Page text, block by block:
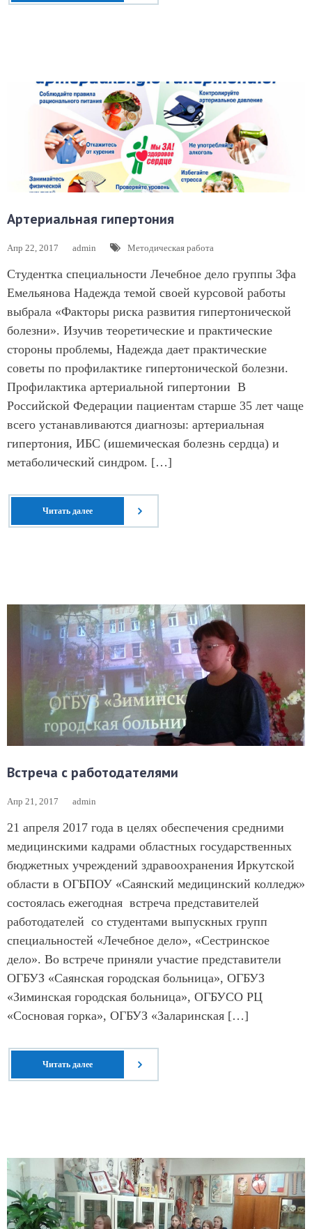
Артериальная гипертония
Апр 22, 2017 admin Методическая работа
Студентка специальности Лечебное дело группы 3фа
Емельянова Надежда темой своей курсовой работы
выбрала «Факторы риска развития гипертонической
болезни». Изучив теоретические и практические
стороны проблемы, Надежда дает практические
советы по профилактике гипертонической болезни.
Профилактика артериальной гипертонии В
Российской Федерации пациентам старше 35 лет чаще
всего устанавливаются диагнозы: артериальная
гипертония, ИБС (ишемическая болезнь сердца) и
метаболический синдром. […]
Читать далее
Встреча с работодателями
Апр 21, 2017 admin
21 апреля 2017 года в целях обеспечения средними
медицинскими кадрами областных государственных
бюджетных учреждений здравоохранения Иркутской
области в ОГБПОУ «Саянский медицинский колледж»
состоялась ежегодная встреча представителей
работодателей со студентами выпускных групп
специальностей «Лечебное дело», «Сестринское
дело». Во встрече приняли участие представители
ОГБУЗ «Саянская городская больница», ОГБУЗ
«Зиминская городская больница», ОГБУСО РЦ
«Сосновая горка», ОГБУЗ «Заларинская […]
Читать далее